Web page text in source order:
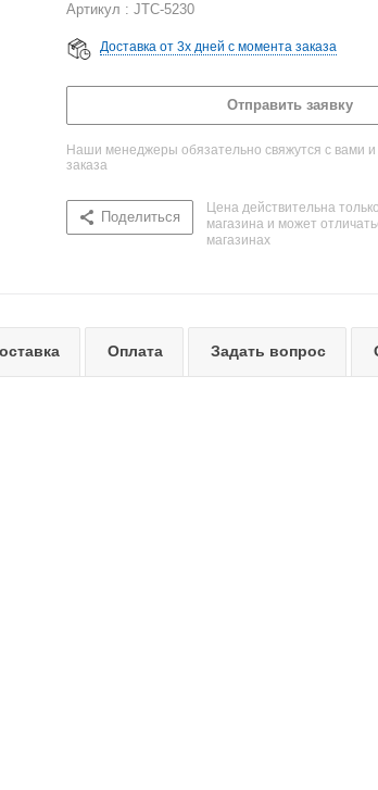
Артикул : JTC-5230
Доставка от 3х дней с момента заказа
Отправить заявку
Наши менеджеры обязательно свяжутся с вами и
заказа
Поделиться
Цена действительна
магазина и может
магазинах
Оплата Задать вопрос